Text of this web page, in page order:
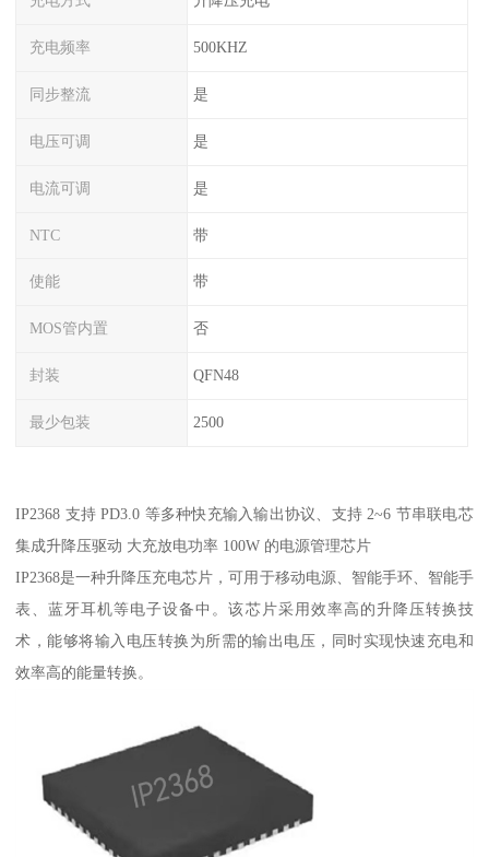
充电频率 500KHZ
同步整流 是
电压可调 是
电流可调 是
NTC 带
使能 带
MOS管内置 否
封装 QFN48
最少包装 2500
IP2368 支持 PD3.0 等多种快充输入输出协议、支持 2~6 节串联电芯
集成升降压驱动 大充放电功率 100W 的电源管理芯片
IP2368是一种升降压充电芯片，可用于移动电源、智能手环、智能手
表、蓝牙耳机等电子设备中。该芯片采用效率高的升降压转换技
术，能够将输入电压转换为所需的输出电压，同时实现快速充电和
效率高的能量转换。